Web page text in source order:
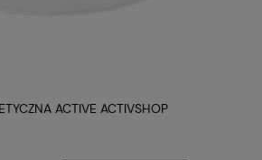
ACTIVE ACTIVSHOP